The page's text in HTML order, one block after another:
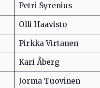
Petri Syrenius
Olli Haavisto
Pirkka Virtanen
Kari Åberg
Jorma Tuovinen